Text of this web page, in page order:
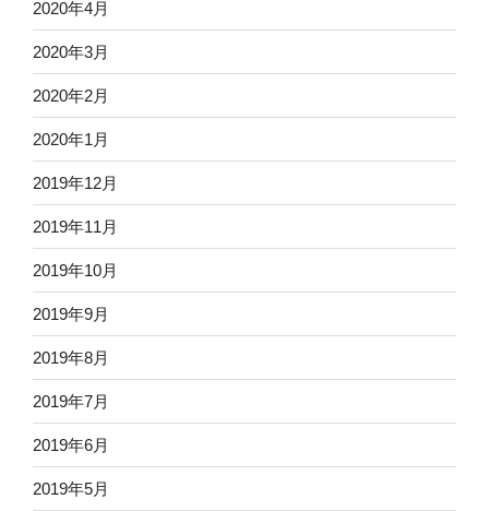
2020年4月
2020年3月
2020年2月
2020年1月
2019年12月
2019年11月
2019年10月
2019年9月
2019年8月
2019年7月
2019年6月
2019年5月